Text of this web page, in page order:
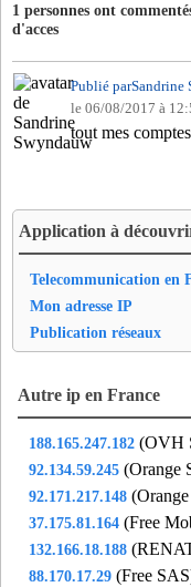
1 personnes ont
d'acces
Publié parSandrine
le 06/08/2017 à
tout mes
Application à
Telecommunication en
Mon adresse IP
Publication réseaux
Autre ip en France
188.165.247.182 (OVH
92.134.59.245 (Orange
92.171.217.148
37.175.81.164 (Free
132.166.18.188
88.170.17.29 (Free